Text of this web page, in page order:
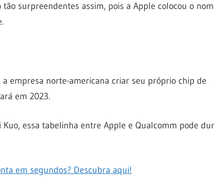
surpreendentes assim, pois a Apple colocou o
empresa norte-americana criar seu próprio chip de
em 2023.
essa tabelinha entre Apple e Qualcomm pode
em segundos? Descubra aqui!